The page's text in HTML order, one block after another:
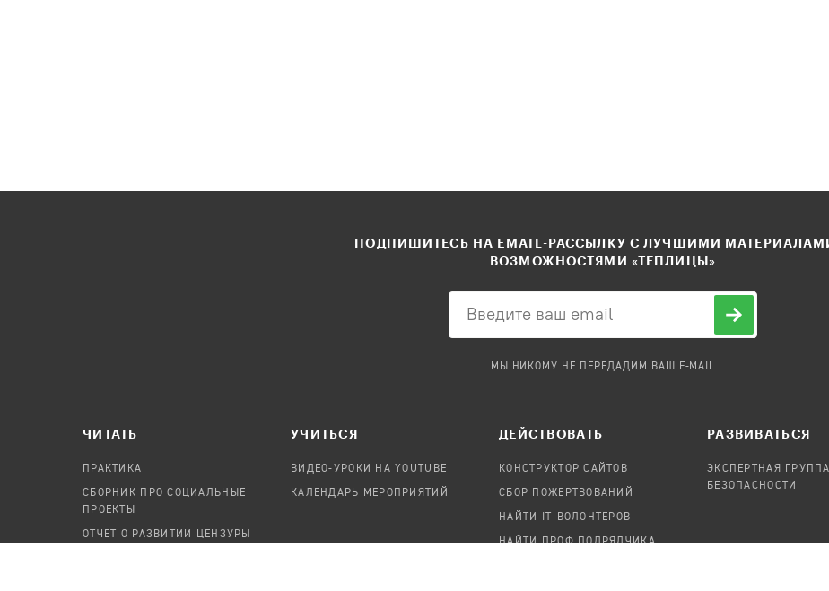
ПОДПИШИТЕСЬ НА EMAIL-РАССЫЛКУ С ЛУЧШИМИ
ВОЗМОЖНОСТЯМИ «ТЕПЛИЦЫ»
МЫ НИКОМУ НЕ ПЕРЕДАДИМ ВАШ E-MAIL
ЧИТАТЬ
ПРАКТИКА
СБОРНИК ПРО СОЦИАЛЬНЫЕ
ПРОЕКТЫ
ОТЧЕТ О РАЗВИТИИ ЦЕНЗУРЫ
УЧИТЬСЯ
ВИДЕО-УРОКИ НА YOUTUBE
КАЛЕНДАРЬ МЕРОПРИЯТИЙ
ДЕЙСТВОВАТЬ
КОНСТРУКТОР САЙТОВ
СБОР ПОЖЕРТВОВАНИЙ
НАЙТИ IT-ВОЛОНТЕРОВ
НАЙТИ ПРОФ.ПОДРЯДЧИКА
РАЗВИВАТЬСЯ
ЭКСПЕРТНАЯ
БЕЗОПАСНОСТИ